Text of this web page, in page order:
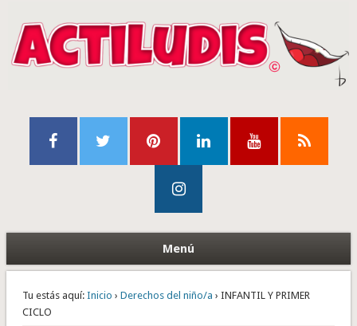
Menú
Tu estás aquí: Inicio › Derechos del niño/a › INFANTIL Y PRIMER
CICLO